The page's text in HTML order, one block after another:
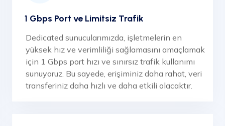
1 Gbps Port ve Limitsiz Trafik
Dedicated sunucularımızda, işletmelerin en
yüksek hız ve verimliliği sağlamasını amaçlamak
için 1 Gbps port hızı ve sınırsız trafik kullanımı
sunuyoruz. Bu sayede, erişiminiz daha rahat, veri
transferiniz daha hızlı ve daha etkili olacaktır.